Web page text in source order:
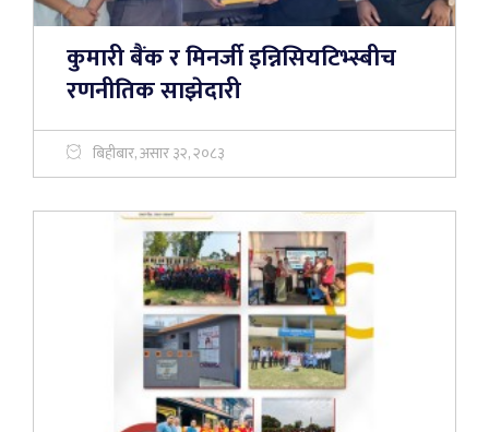
कुमारी बैंक र मिनर्जी इन्निसियटिभ्स्बीच
रणनीतिक साझेदारी
बिहीबार, असार ३२, २०८३